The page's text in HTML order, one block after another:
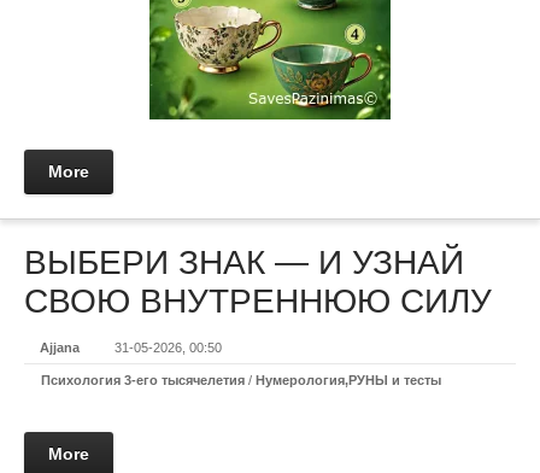
More
ВЫБЕРИ ЗНАК — И УЗНАЙ
СВОЮ ВНУТРЕННЮЮ СИЛУ
Ajjana 31-05-2026, 00:50
Психология 3-его тысячелетия / Нумерология,РУНЫ и тесты
More